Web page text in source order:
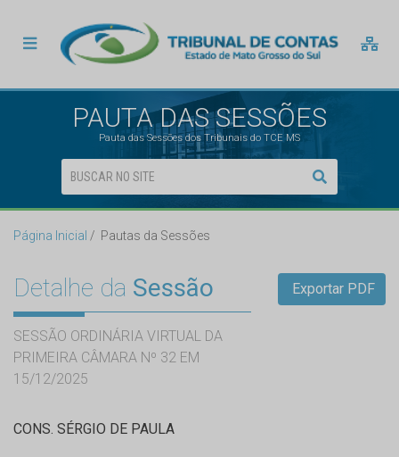
PAUTA DAS SESSÕES
Pauta das Sessões dos Tribunais do TCE MS
Página Inicial Pautas da Sessões
Detalhe da Sessão
SESSÃO ORDINÁRIA VIRTUAL DA
PRIMEIRA CÂMARA Nº 32 EM
15/12/2025
Exportar PDF
CONS. SÉRGIO DE PAULA